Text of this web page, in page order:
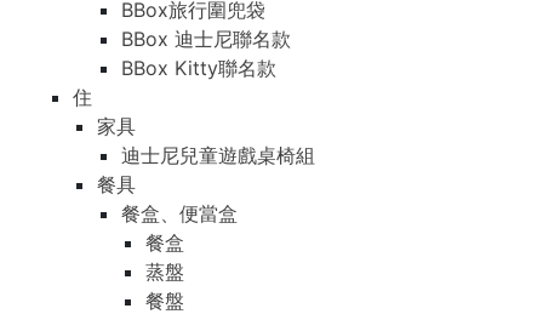
BBox旅行圍兜袋
BBox 迪士尼聯名款
BBox Kitty聯名款
住
家具
迪士尼兒童遊戲桌椅組
餐具
餐盒、便當盒
餐盒
蒸盤
餐盤